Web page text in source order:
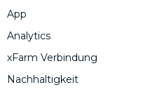
App
Analytics
xFarm Verbindung
Nachhaltigkeit